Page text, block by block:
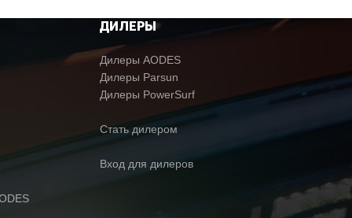
ДИЛЕРЫ
Дилеры AODES
Дилеры Parsun
Дилеры PowerSurf
Стать дилером
Вход для дилеров